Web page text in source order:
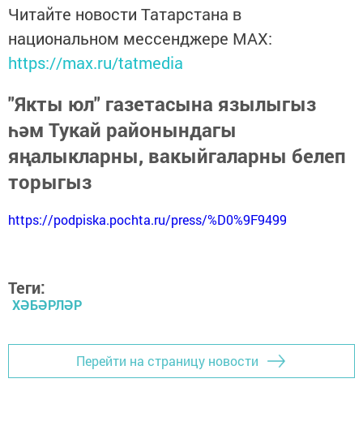
Читайте новости Татарстана в
национальном мессенджере MАХ:
https://max.ru/tatmedia
"Якты юл" газетасына язылыгыз
һәм Тукай районындагы
яңалыкларны, вакыйгаларны белеп
торыгыз
https://podpiska.pochta.ru/press/%D0%9F9499
Теги:
ХӘБӘРЛӘР
Перейти на страницу новости